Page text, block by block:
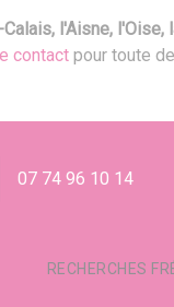
l'Aisne, l'Oise,
contact pour toute
07 74 96 10 14
RECHERCHES